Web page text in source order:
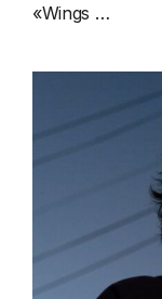
«Wings …